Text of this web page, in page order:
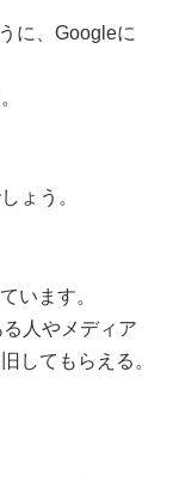
に、Googleに
ょう。
います。
人やメディア
してもらえる。